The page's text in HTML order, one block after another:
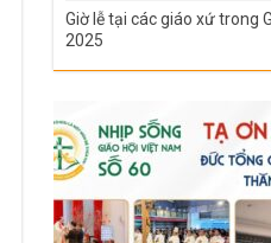
Giờ lễ tại các giáo xứ trong
2025